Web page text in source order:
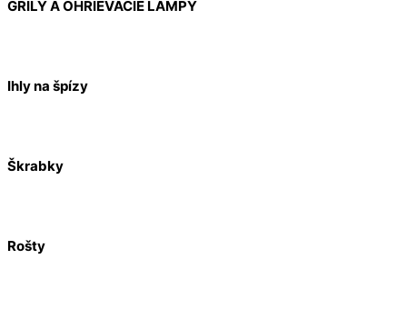
GRILY A OHRIEVACIE LAMPY
Ihly na špízy
Škrabky
Rošty